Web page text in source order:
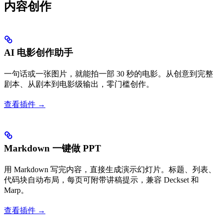
内容创作
AI 电影创作助手
一句话或一张图片，就能拍一部 30 秒的电影。从创意到完整
剧本、从剧本到电影级输出，零门槛创作。
查看插件 →
Markdown 一键做 PPT
用 Markdown 写完内容，直接生成演示幻灯片。标题、列表、
代码块自动布局，每页可附带讲稿提示，兼容 Deckset 和
Marp。
查看插件 →